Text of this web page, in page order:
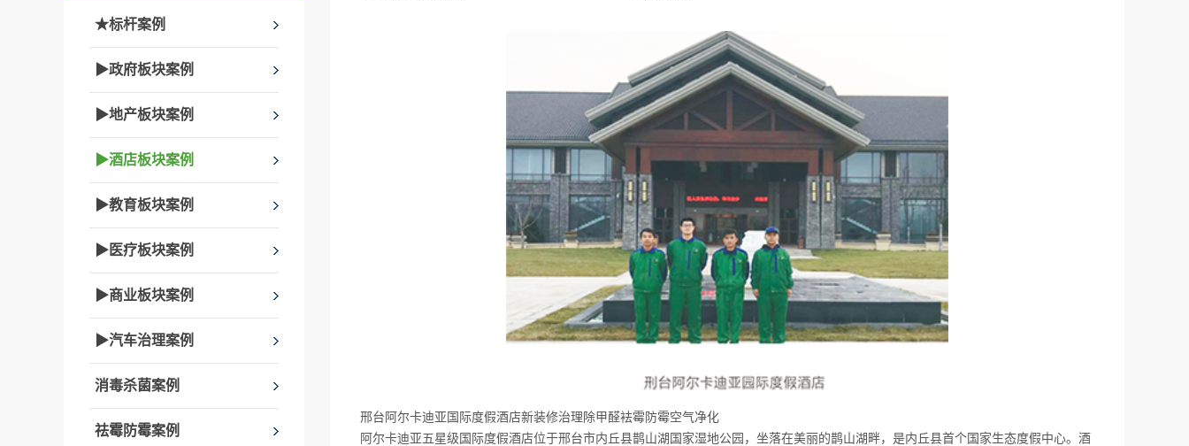
★标杆案例
▶政府板块案例
▶地产板块案例
▶酒店板块案例
▶教育板块案例
▶医疗板块案例
▶商业板块案例
▶汽车治理案例
消毒杀菌案例
祛霉防霉案例
邢台阿尔卡迪亚国际度假酒店新装修治理除甲醛袪霉防霉空气净化
阿尔卡迪亚五星级国际度假酒店位于邢台市内丘县鹊山湖国家湿地公园，坐落在美丽的鹊山湖畔，是内丘县首个国家生态度假中心。酒